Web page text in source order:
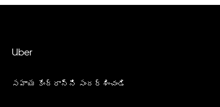
Uber
సహాయ కేంద్రాన్ని సందర్శించండి